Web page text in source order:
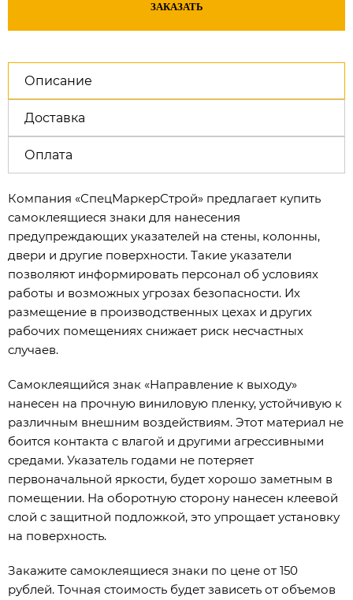
ЗАКАЗАТЬ
Описание
Доставка
Оплата
Компания «СпецМаркерСтрой» предлагает купить
самоклеящиеся знаки для нанесения
предупреждающих указателей на стены, колонны,
двери и другие поверхности. Такие указатели
позволяют информировать персонал об условиях
работы и возможных угрозах безопасности. Их
размещение в производственных цехах и других
рабочих помещениях снижает риск несчастных
случаев.
Самоклеящийся знак «Направление к выходу»
нанесен на прочную виниловую пленку, устойчивую к
различным внешним воздействиям. Этот материал не
боится контакта с влагой и другими агрессивными
средами. Указатель годами не потеряет
первоначальной яркости, будет хорошо заметным в
помещении. На оборотную сторону нанесен клеевой
слой с защитной подложкой, это упрощает установку
на поверхность.
Закажите самоклеящиеся знаки по цене от 150
рублей. Точная стоимость будет зависеть от объемов